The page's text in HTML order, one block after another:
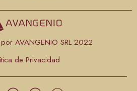
AVANGENIO SRL 2022
de Privacidad